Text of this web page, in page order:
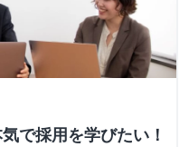
で採用を学びたい！